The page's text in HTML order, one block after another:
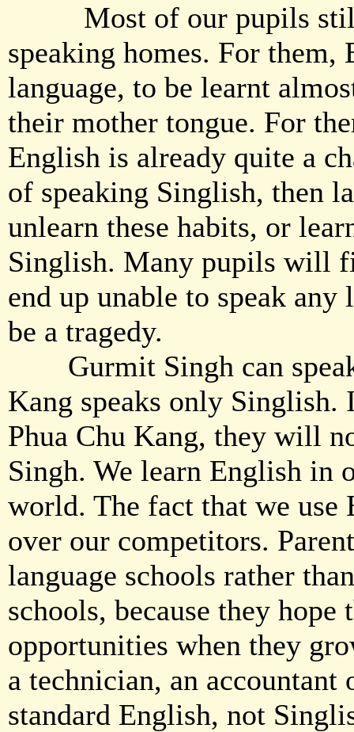
Most of our pupils still
speaking homes. For them,
language, to be learnt
their mother tongue. For
English is already quite a
of speaking Singlish, then
unlearn these habits, or
Singlish. Many pupils will
end up unable to speak
be a tragedy.
Gurmit Singh can speak
Kang speaks only
Phua Chu Kang, they will
Singh. We learn English in
world. The fact that we use
over our competitors.
language schools rather
schools, because they
opportunities when they
a technician, an accountant
standard English, not